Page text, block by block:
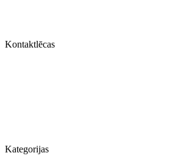
Kontaktlēcas
Kategorijas